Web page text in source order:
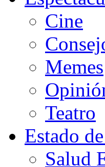
Cine
Memes
Teatro
Estado
Salud